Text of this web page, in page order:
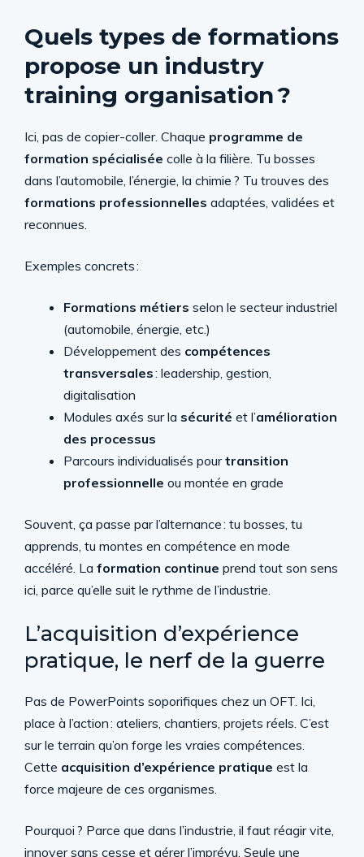
Quels types de formations
propose un industry
training organisation ?
Ici, pas de copier-coller. Chaque programme de
formation spécialisée colle à la filière. Tu bosses
dans l’automobile, l’énergie, la chimie ? Tu trouves des
formations professionnelles adaptées, validées et
reconnues.
Exemples concrets :
Formations métiers selon le secteur industriel
(automobile, énergie, etc.)
Développement des compétences
transversales: leadership, gestion,
digitalisation
Modules axés sur la sécurité et l’amélioration
des processus
Parcours individualisés pourtransition
professionnelle ou montée en grade
Souvent, ça passe par l’alternance : tu bosses, tu
apprends, tu montes en compétence en mode
accéléré. La formation continue prend tout son sens
ici, parce qu’elle suit le rythme de l’industrie.
L’acquisition d’expérience
pratique, le nerf de la guerre
Pas de PowerPoints soporifiques chez un OFT. Ici,
place à l’action : ateliers, chantiers, projets réels. C’est
sur le terrain qu’on forge les vraies compétences.
Cette acquisition d’expérience pratique est la
force majeure de ces organismes.
Pourquoi ? Parce que dans l’industrie, il faut réagir vite,
innover sans cesse et gérer l’imprévu. Seule une